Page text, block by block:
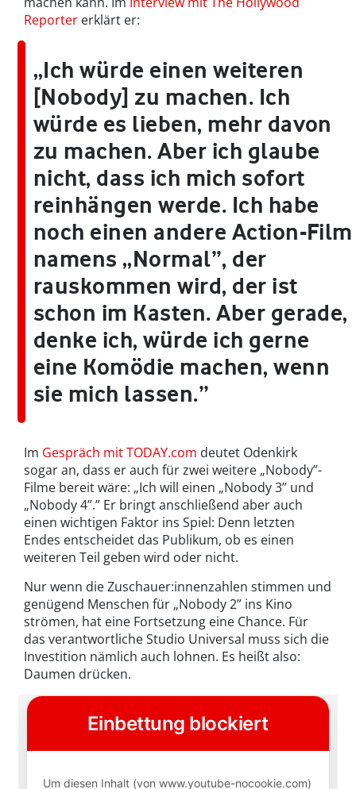
Reporter erklärt er:
„Ich würde einen weiteren
[Nobody] zu machen. Ich
würde es lieben, mehr davon
zu machen. Aber ich glaube
nicht, dass ich mich sofort
reinhängen werde. Ich habe
noch einen andere Action-Film
namens „Normal”, der
rauskommen wird, der ist
schon im Kasten. Aber gerade,
denke ich, würde ich gerne
eine Komödie machen, wenn
sie mich lassen.”
Im Gespräch mitTODAY.com deutet Odenkirk
sogar an, dass er auch für zwei weitere „Nobody”-
Filme bereit wäre: „Ich will einen „Nobody 3” und
„Nobody 4”.” Er bringt anschließend aber auch
einen wichtigen Faktor ins Spiel: Denn letzten
Endes entscheidet das Publikum, ob es einen
weiteren Teil geben wird oder nicht.
Nur wenn die Zuschauer:innenzahlen stimmen und
genügend Menschen für „Nobody 2” ins Kino
strömen, hat eine Fortsetzung eine Chance. Für
das verantwortliche Studio Universal muss sich die
Investition nämlich auch lohnen. Es heißt also:
Daumen drücken.